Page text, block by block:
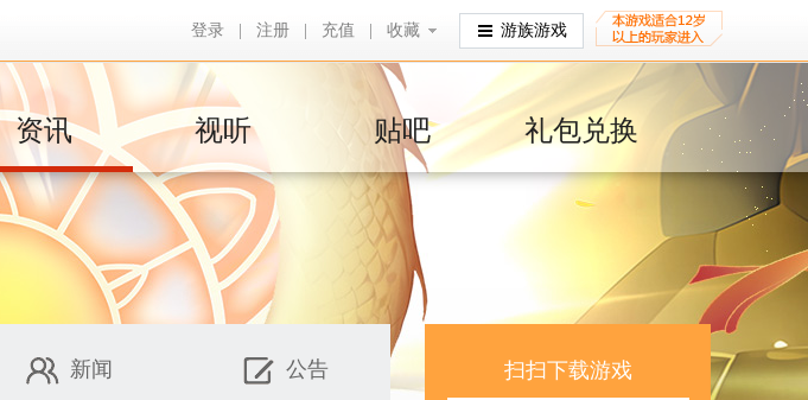
登录 注册 充值 收藏
收藏 游族游戏
资讯 视听 贴吧 礼包兑换
新闻 公告 扫扫下载游戏